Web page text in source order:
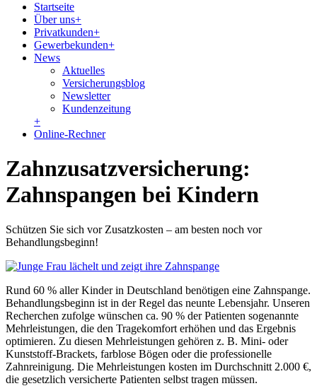
Startseite
Über uns+
Privatkunden+
Gewerbekunden+
News
Aktuelles
Versicherungsblog
Newsletter
Kundenzeitung
+
Online-Rechner
Zahnzusatzversicherung:
Zahnspangen bei Kindern
Schützen Sie sich vor Zusatzkosten – am besten noch vor
Behandlungsbeginn!
Rund 60 % aller Kinder in Deutschland benötigen eine Zahnspange.
Behandlungsbeginn ist in der Regel das neunte Lebensjahr. Unseren
Recherchen zufolge wünschen ca. 90 % der Patienten sogenannte
Mehrleistungen, die den Tragekomfort erhöhen und das Ergebnis
optimieren. Zu diesen Mehrleistungen gehören z. B. Mini- oder
Kunststoff-Brackets, farblose Bögen oder die professionelle
Zahnreinigung. Die Mehrleistungen kosten im Durchschnitt 2.000 €,
die gesetzlich versicherte Patienten selbst tragen müssen.